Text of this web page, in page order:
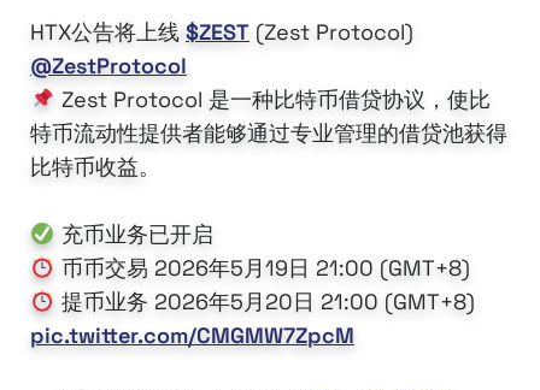
HTX公告将上线 $ZEST (Zest Protocol)
@ZestProtocol
Zest Protocol 是一种比特币借贷协议，使比
特币流动性提供者能够通过专业管理的借贷池获得
比特币收益。
充币业务已开启
币币交易 2026年5月19日 21:00 (GMT+8)
提币业务 2026年5月20日 21:00 (GMT+8)
pic.twitter.com/CMGMW7ZpcM